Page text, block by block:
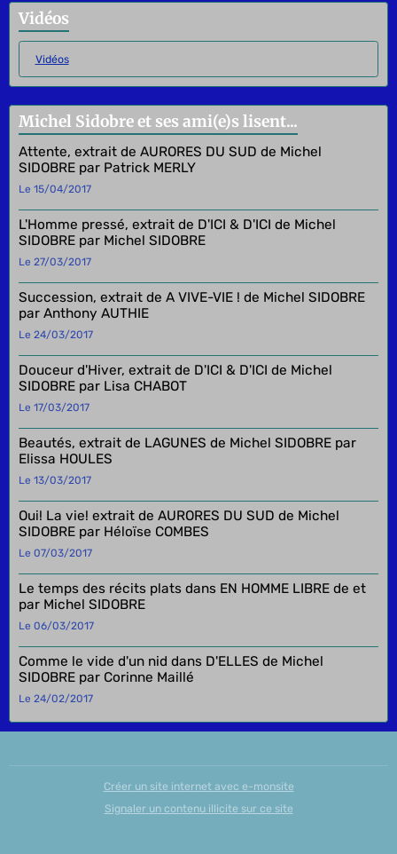
Vidéos
Vidéos
Michel Sidobre et ses ami(e)s lisent...
Attente, extrait de AURORES DU SUD de Michel
SIDOBRE par Patrick MERLY
Le 15/04/2017
L'Homme pressé, extrait de D'ICI & D'ICI de Michel
SIDOBRE par Michel SIDOBRE
Le 27/03/2017
Succession, extrait de A VIVE-VIE ! de Michel SIDOBRE
par Anthony AUTHIE
Le 24/03/2017
Douceur d'Hiver, extrait de D'ICI & D'ICI de Michel
SIDOBRE par Lisa CHABOT
Le 17/03/2017
Beautés, extrait de LAGUNES de Michel SIDOBRE par
Elissa HOULES
Le 13/03/2017
Oui! La vie! extrait de AURORES DU SUD de Michel
SIDOBRE par Héloïse COMBES
Le 07/03/2017
Le temps des récits plats dans EN HOMME LIBRE de et
par Michel SIDOBRE
Le 06/03/2017
Comme le vide d'un nid dans D'ELLES de Michel
SIDOBRE par Corinne Maillé
Le 24/02/2017
Créer un site internet avec e-monsite
Signaler un contenu illicite sur ce site